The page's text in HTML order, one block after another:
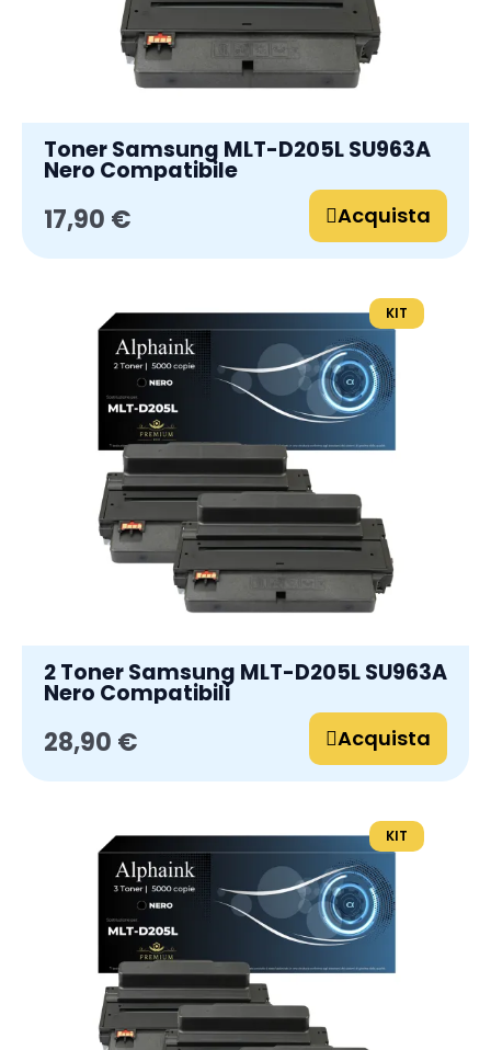
Toner Samsung MLT-D205L SU963A
Nero Compatibile
17,90 € Acquista
KIT
2 Toner Samsung MLT-D205L SU963A
Nero Compatibili
28,90 € Acquista
KIT